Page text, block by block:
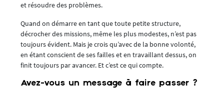
et résoudre des problèmes.
Quand on démarre en tant que toute petite structure,
décrocher des missions, même les plus modestes, n’est pas
toujours évident. Mais je crois qu’avec de la bonne volonté,
en étant conscient de ses failles et en travaillant dessus, on
finit toujours par avancer. Et c’est ce qui compte.
Avez-vous un message à faire passer ?